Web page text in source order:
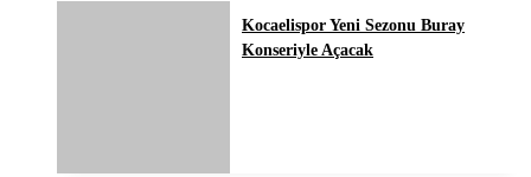
Kocaelispor Yeni Sezonu Buray
Konseriyle Açacak